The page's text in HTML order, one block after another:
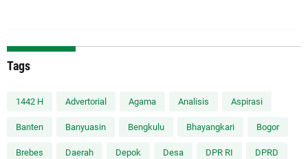
Tags
1442 H Advertorial Agama Analisis Aspirasi
Banten Banyuasin Bengkulu Bhayangkari Bogor
Brebes Daerah Depok Desa DPR RI DPRD